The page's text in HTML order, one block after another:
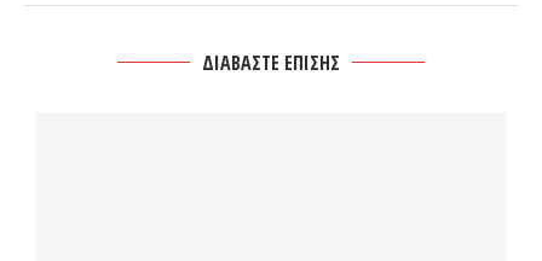
ΔΙΑΒΑΣΤΕ ΕΠΙΣΗΣ